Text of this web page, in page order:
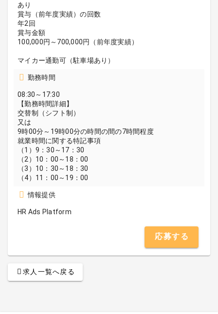
あり
賞与（前年度実績）の回数
年2回
賞与金額
100,000円～700,000円（前年度実績）
マイカー通勤可（駐車場あり）
勤務時間
08:30～17:30
【勤務時間詳細】
交替制（シフト制）
又は
9時00分～19時00分の時間の間の7時間程度
就業時間に関する特記事項
（1）9：30～17：30
（2）10：00～18：00
（3）10：30～18：30
（4）11：00～19：00
情報提供
HR Ads Platform
応募する
求人一覧へ戻る